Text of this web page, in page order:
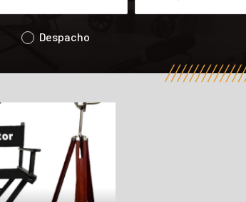
Despacho